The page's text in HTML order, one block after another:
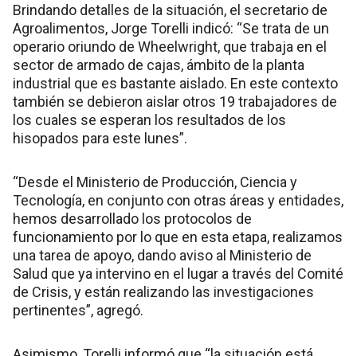
Brindando detalles de la situación, el secretario de
Agroalimentos, Jorge Torelli indicó: “Se trata de un
operario oriundo de Wheelwright, que trabaja en el
sector de armado de cajas, ámbito de la planta
industrial que es bastante aislado. En este contexto
también se debieron aislar otros 19 trabajadores de
los cuales se esperan los resultados de los
hisopados para este lunes”.
“Desde el Ministerio de Producción, Ciencia y
Tecnología, en conjunto con otras áreas y entidades,
hemos desarrollado los protocolos de
funcionamiento por lo que en esta etapa, realizamos
una tarea de apoyo, dando aviso al Ministerio de
Salud que ya intervino en el lugar a través del Comité
de Crisis, y están realizando las investigaciones
pertinentes”, agregó.